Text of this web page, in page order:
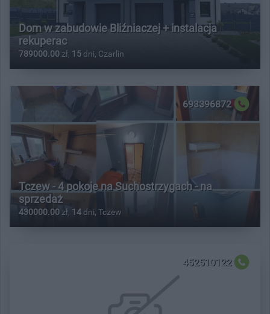
Dom w zabudowie Bliźniaczej + instalacja
rekuperac
789000.00 zł, 15 dni, Czarlin
693396872
Tczew - 4 pokoje na Suchostrzygach - na
sprzedaż
430000.00 zł, 14 dni, Tczew
452510122